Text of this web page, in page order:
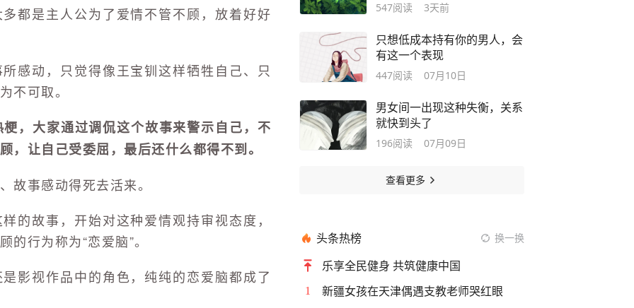
都是主人公为了爱情不管不顾，放着好好
感动，只觉得像王宝钏这样牺牲自己、只
不可取。
，大家通过调侃这个故事来警示自己，不
，让自己受委屈，最后还什么都得不到。
故事感动得死去活来。
的故事，开始对这种爱情观持审视态度，
行为称为“恋爱脑”。
影视作品中的角色，纯纯的恋爱脑都成了
547阅读 3天前
只想低成本持有你的男人，会
有这一个表现
447阅读 07月10日
男女间一出现这种失衡，关系
就快到头了
196阅读 07月09日
查看更多
头条热榜 换一换
乐享全民健身 共筑健康中国
1 新疆女孩在天津偶遇支教老师哭红眼